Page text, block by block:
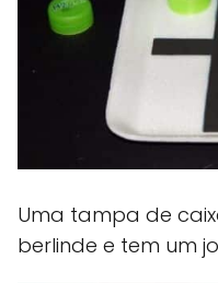
Uma tampa de
berlinde e tem um